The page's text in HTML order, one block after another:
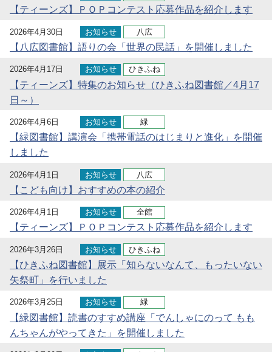
【ティーンズ】ＰＯＰコンテスト応募作品を紹介します
2026年4月30日 お知らせ 八広
【八広図書館】語りの会「世界の民話」を開催しました
2026年4月17日 お知らせ ひきふね
【ティーンズ】特集のお知らせ（ひきふね図書館／4月17
日～）
2026年4月6日 お知らせ 緑
【緑図書館】講演会「携帯電話のはじまりと進化」を開催
しました
2026年4月1日 お知らせ 八広
【こども向け】おすすめの本の紹介
2026年4月1日 お知らせ 全館
【ティーンズ】ＰＯＰコンテスト応募作品を紹介します
2026年3月26日 お知らせ ひきふね
【ひきふね図書館】展示「知らないなんて、もったいない
矢祭町」を行いました
2026年3月25日 お知らせ 緑
【緑図書館】読書のすすめ講座「でんしゃにのって もも
んちゃんがやってきた」を開催しました